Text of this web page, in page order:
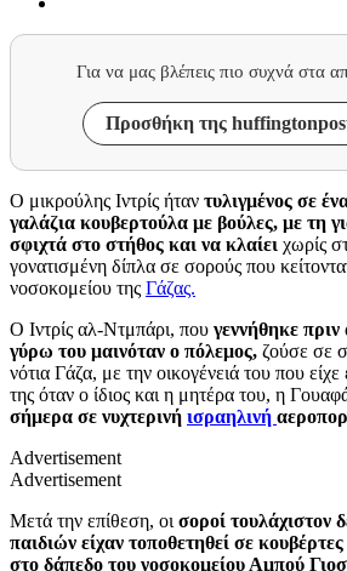
Για να μας βλέπεις πιο συχνά στα
Προσθήκη της
Ο μικρούλης Ιντρίς ήταν τυλιγμένος σε
γαλάζια κουβερτούλα με βούλες, με τη
σφιχτά στο στήθος και να κλαίει χωρίς
γονατισμένη δίπλα σε σορούς που
νοσοκομείου της Γάζας.
Ο Ιντρίς αλ-Ντμπάρι, που γεννήθηκε
γύρω του μαινόταν ο πόλεμος, ζούσε σε
νότια Γάζα, με την οικογένειά του που είχε
της όταν ο ίδιος και η μητέρα του, η
σήμερα σε νυχτερινή ισραηλινή
Advertisement
Advertisement
Μετά την επίθεση, οι σοροί τουλάχιστον
παιδιών είχαν τοποθετηθεί σε
στο δάπεδο του νοσοκομείου Αμπού